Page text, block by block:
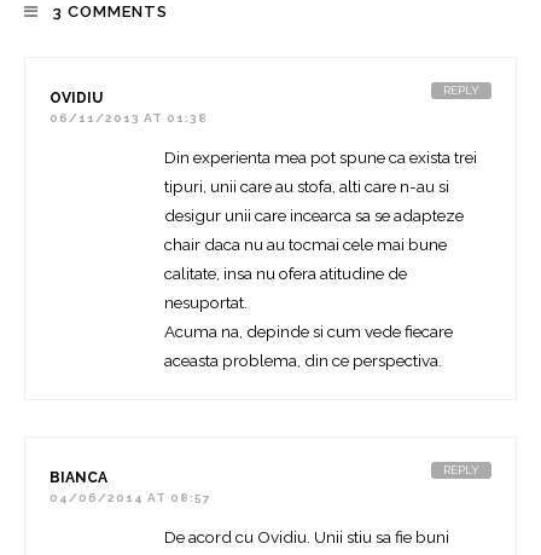
3 COMMENTS
OVIDIU
06/11/2013 AT 01:38
Din experienta mea pot spune ca exista trei
tipuri, unii care au stofa, alti care n-au si
desigur unii care incearca sa se adapteze
chair daca nu au tocmai cele mai bune
calitate, insa nu ofera atitudine de
nesuportat.
Acuma na, depinde si cum vede fiecare
aceasta problema, din ce perspectiva.
REPLY
BIANCA
04/06/2014 AT 08:57
De acord cu Ovidiu. Unii stiu sa fie buni
REPLY